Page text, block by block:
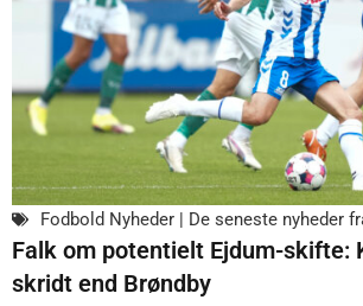
Fodbold Nyheder | De seneste nyheder
Falk om potentielt Ejdum-skifte:
skridt end Brøndby